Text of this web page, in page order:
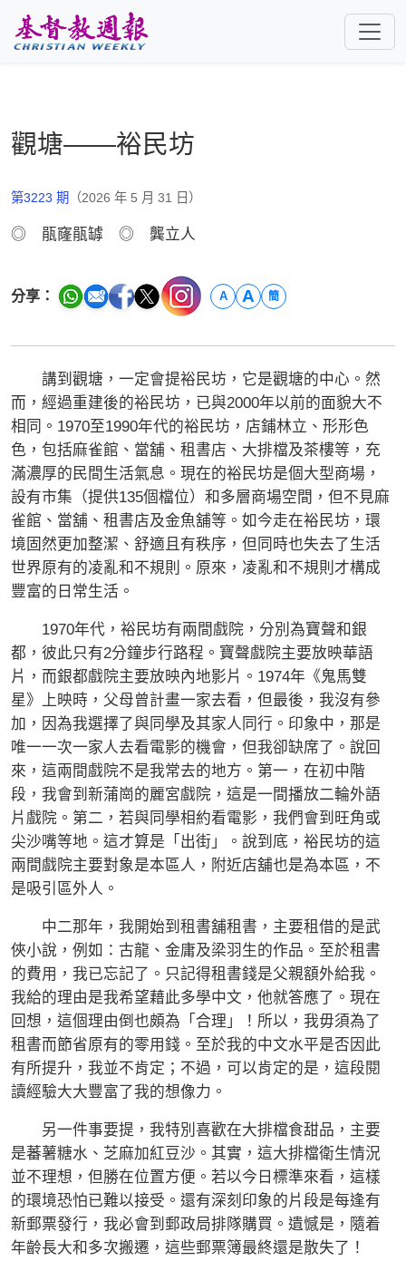
觀塘——裕民坊
第3223 期 （2026 年 5 月 31 日）
◎ 瓹窿瓹罅 ◎ 龔立人
分享： A A 簡
講到觀塘，一定會提裕民坊，它是觀塘的中心。然
而，經過重建後的裕民坊，已與2000年以前的面貌大不
相同。1970至1990年代的裕民坊，店鋪林立、形形色
色，包括麻雀館、當舖、租書店、大排檔及茶樓等，充
滿濃厚的民間生活氣息。現在的裕民坊是個大型商場，
設有市集（提供135個檔位）和多層商場空間，但不見麻
雀館、當舖、租書店及金魚舖等。如今走在裕民坊，環
境固然更加整潔、舒適且有秩序，但同時也失去了生活
世界原有的凌亂和不規則。原來，凌亂和不規則才構成
豐富的日常生活。
1970年代，裕民坊有兩間戲院，分別為寶聲和銀
都，彼此只有2分鐘步行路程。寶聲戲院主要放映華語
片，而銀都戲院主要放映內地影片。1974年《鬼馬雙
星》上映時，父母曾計畫一家去看，但最後，我沒有參
加，因為我選擇了與同學及其家人同行。印象中，那是
唯一一次一家人去看電影的機會，但我卻缺席了。說回
來，這兩間戲院不是我常去的地方。第一，在初中階
段，我會到新蒲崗的麗宮戲院，這是一間播放二輪外語
片戲院。第二，若與同學相約看電影，我們會到旺角或
尖沙嘴等地。這才算是「出街」。說到底，裕民坊的這
兩間戲院主要對象是本區人，附近店舖也是為本區，不
是吸引區外人。
中二那年，我開始到租書舖租書，主要租借的是武
俠小說，例如：古龍、金庸及梁羽生的作品。至於租書
的費用，我已忘記了。只記得租書錢是父親額外給我。
我給的理由是我希望藉此多學中文，他就答應了。現在
回想，這個理由倒也頗為「合理」！所以，我毋須為了
租書而節省原有的零用錢。至於我的中文水平是否因此
有所提升，我並不肯定；不過，可以肯定的是，這段閱
讀經驗大大豐富了我的想像力。
另一件事要提，我特別喜歡在大排檔食甜品，主要
是蕃薯糖水、芝麻加紅豆沙。其實，這大排檔衛生情況
並不理想，但勝在位置方便。若以今日標準來看，這樣
的環境恐怕已難以接受。還有深刻印象的片段是每逢有
新郵票發行，我必會到郵政局排隊購買。遺憾是，隨着
年齡長大和多次搬遷，這些郵票簿最終還是散失了！